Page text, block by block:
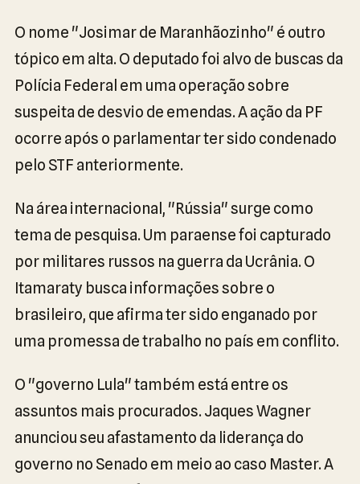
O nome "Josimar de Maranhãozinho" é outro
tópico em alta. O deputado foi alvo de buscas da
Polícia Federal em uma operação sobre
suspeita de desvio de emendas. A ação da PF
ocorre após o parlamentar ter sido condenado
pelo STF anteriormente.
Na área internacional, "Rússia" surge como
tema de pesquisa. Um paraense foi capturado
por militares russos na guerra da Ucrânia. O
Itamaraty busca informações sobre o
brasileiro, que afirma ter sido enganado por
uma promessa de trabalho no país em conflito.
O "governo Lula" também está entre os
assuntos mais procurados. Jaques Wagner
anunciou seu afastamento da liderança do
governo no Senado em meio ao caso Master. A